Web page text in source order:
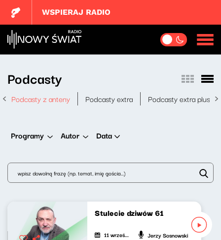
WSPIERAJ RADIO
Podcasty
Podcasty z anteny Podcasty extra Podcasty extra plus
Programy Autor Data
Stulecie dziwów 61
11 września 2021 Jerzy Sosnowski